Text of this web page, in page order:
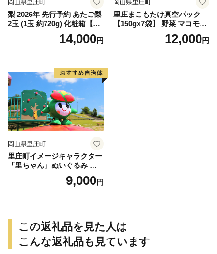
岡山県里庄町
梨 2026年 先行予約 あたご梨
2玉 (1玉 約720g) 化粧箱【11
月下旬～12月中旬頃発送】
ナシ なし 岡山県産 国産 フル
14,000円
岡山県里庄町
里庄まこもたけ真空パック
【150g×7袋】 野菜 マコモダ
12,000円
岡山県里庄町
里庄町イメージキャラクター
「里ちゃん」ぬいぐるみ 里
庄町 里ちゃん 9000円9,000円
この返礼品を見た人は
こんな返礼品も見ています